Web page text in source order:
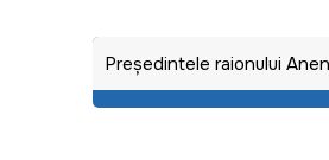
Preşedintele raionului